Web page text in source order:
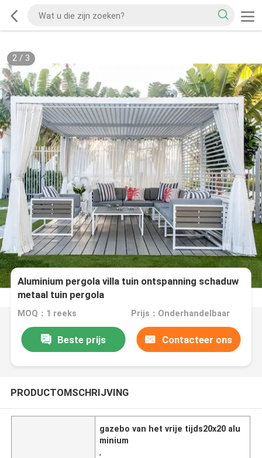
2/ 3
Aluminium pergola villa tuin ontspanning schaduw
metaal tuin pergola
MOQ：1 reeks Prijs：Onderhandelbaar
Beste prijs Contacteer ons
PRODUCTOMSCHRIJVING
gazebo van het vrije tijds20x20 alu
minium
,